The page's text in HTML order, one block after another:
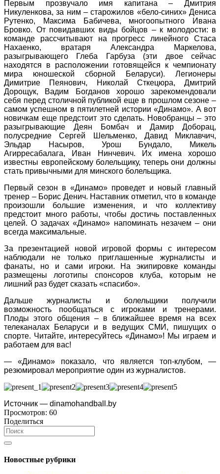
Первым прозвучало имя капитана – Дмитрия
Никуленкова, за ним – старожилов «бело-синих» Дениса
Рутенко, Максима Бабичева, многоопытного Ивана
Бровко. От повидавших виды бойцов – к молодости: в
команде рассчитывают на прогресс линейного Стаса
Нахаенко, вратаря Александра Маркелова,
разыгрывающего Глеба Гарбуза (эти двое сейчас
находятся в расположении готовящейся к чемпионату
мира юношеской сборной Беларуси). Легионеры
Димитрие Пеянович, Николай Сткецюра, Дмитрий
Дорощук, Вадим Богданов хорошо зарекомендовали
себя перед столичной публикой еще в прошлом сезоне –
самом успешном в пятилетней истории «Динамо». А вот
новичкам еще предстоит это сделать. Новобранцы – это
разыгрывающие Деян Бомбач и Дамир Доборац,
полусредние Сергей Шельменко, Давид Миклавчич,
Эльдар Насыров, Урош Бундало, Микель
Агирресабалага, Иван Нинчевич. Их имена хорошо
известны европейскому болельщику, теперь они должны
стать привычными для минского болельщика.
Первый сезон в «Динамо» проведет и новый главный
тренер – Борис Денич. Наставник отметил, что в команде
произошли большие изменения, и что коллективу
предстоит много работы, чтобы достичь поставленных
целей. О задачах «Динамо» напоминать незачем – они
всегда максимальные.
За презентацией новой игровой формы с интересом
наблюдали не только приглашенные журналисты и
фанаты, но и сами игроки. На экипировке команды
размещены логотипы спонсоров клуба, которым не
лишний раз будет сказать «спасибо».
Дальше журналисты и болельщики получили
возможность пообщаться с игроками и тренерами.
Плоды этого общения – в ближайшее время на всех
телеканалах Беларуси и в ведущих СМИ, пишущих о
спорте. Читайте, интересуйтесь «Динамо»! Мы играем и
работаем для вас!
— «Динамо» показало, что является топ-клубом, —
резюмировал мероприятие один из журналистов.
Источник — dinamohandball.by
Просмотров: 60
Поделиться
Новостные рубрики